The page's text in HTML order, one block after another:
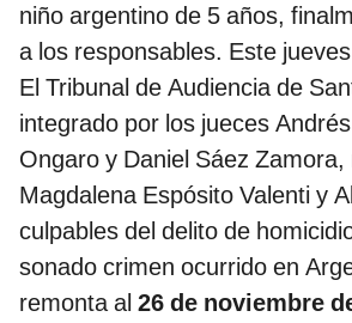
niño argentino de 5 años,
a los responsables. Este
El Tribunal de Audiencia de
integrado por los jueces
Ongaro y Daniel Sáez
Magdalena Espósito Valenti y
culpables del delito de
sonado crimen ocurrido en
remonta al 26 de noviembre